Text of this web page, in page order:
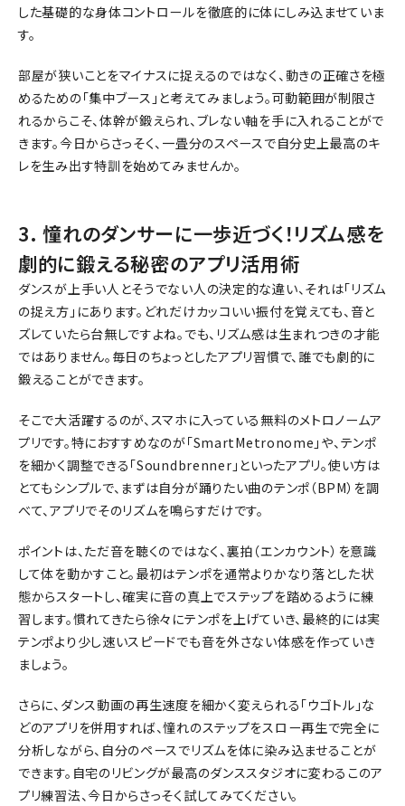
した基礎的な身体コントロールを徹底的に体にしみ込ませていま
す。
部屋が狭いことをマイナスに捉えるのではなく、動きの正確さを極
めるための「集中ブース」と考えてみましょう。可動範囲が制限さ
れるからこそ、体幹が鍛えられ、ブレない軸を手に入れることがで
きます。今日からさっそく、一畳分のスペースで自分史上最高のキ
レを生み出す特訓を始めてみませんか。
3. 憧れのダンサーに一歩近づく！リズム感を
劇的に鍛える秘密のアプリ活用術
ダンスが上手い人とそうでない人の決定的な違い、それは「リズム
の捉え方」にあります。どれだけカッコいい振付を覚えても、音と
ズレていたら台無しですよね。でも、リズム感は生まれつきの才能
ではありません。毎日のちょっとしたアプリ習慣で、誰でも劇的に
鍛えることができます。
そこで大活躍するのが、スマホに入っている無料のメトロノームア
プリです。特におすすめなのが「SmartMetronome」や、テンポ
を細かく調整できる「Soundbrenner」といったアプリ。使い方は
とてもシンプルで、まずは自分が踊りたい曲のテンポ（BPM）を調
べて、アプリでそのリズムを鳴らすだけです。
ポイントは、ただ音を聴くのではなく、裏拍（エンカウント）を意識
して体を動かすこと。最初はテンポを通常よりかなり落とした状
態からスタートし、確実に音の真上でステップを踏めるように練
習します。慣れてきたら徐々にテンポを上げていき、最終的には実
テンポより少し速いスピードでも音を外さない体感を作っていき
ましょう。
さらに、ダンス動画の再生速度を細かく変えられる「ウゴトル」な
どのアプリを併用すれば、憧れのステップをスロー再生で完全に
分析しながら、自分のペースでリズムを体に染み込ませることが
できます。自宅のリビングが最高のダンススタジオに変わるこのア
プリ練習法、今日からさっそく試してみてください。